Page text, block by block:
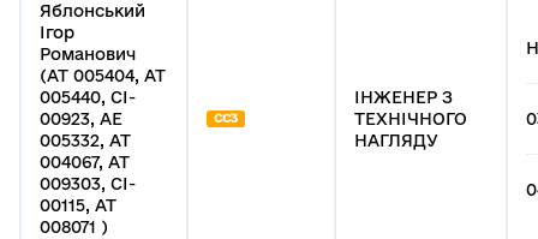
Яблонський
Ігор
Романович
(АТ 005404, АТ
005440, СІ-
00923, АЕ
005332, АТ
004067, АТ
009303, СІ-
00115, АТ
008071 )
СС3
ІНЖЕНЕР З
ТЕХНІЧНОГО
НАГЛЯДУ